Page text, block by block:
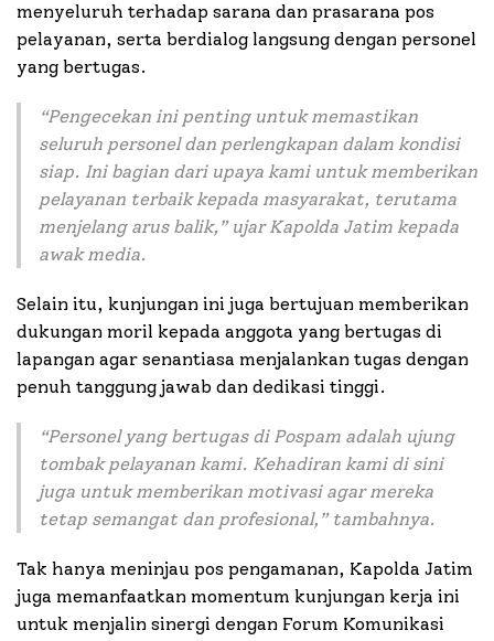
menyeluruh terhadap sarana dan prasarana pos
pelayanan, serta berdialog langsung dengan personel
yang bertugas.
“Pengecekan ini penting untuk memastikan
seluruh personel dan perlengkapan dalam kondisi
siap. Ini bagian dari upaya kami untuk memberikan
pelayanan terbaik kepada masyarakat, terutama
menjelang arus balik,” ujar Kapolda Jatim kepada
awak media.
Selain itu, kunjungan ini juga bertujuan memberikan
dukungan moril kepada anggota yang bertugas di
lapangan agar senantiasa menjalankan tugas dengan
penuh tanggung jawab dan dedikasi tinggi.
“Personel yang bertugas di Pospam adalah ujung
tombak pelayanan kami. Kehadiran kami di sini
juga untuk memberikan motivasi agar mereka
tetap semangat dan profesional,” tambahnya.
Tak hanya meninjau pos pengamanan, Kapolda Jatim
juga memanfaatkan momentum kunjungan kerja ini
untuk menjalin sinergi dengan Forum Komunikasi